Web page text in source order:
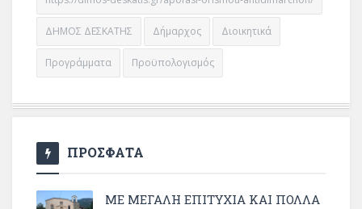
ΔΗΜΟΣ ΔΕΣΚΑΤΗΣ Δήμαρχος Διοικητικά
Προγράμματα Προϋπολογισμός
ΠΡΟΣΦΑΤΑ
ΜΕ ΜΕΓΆΛΗ ΕΠΙΤΥΧΊΑ ΚΑΙ ΠΟΛΛΆ